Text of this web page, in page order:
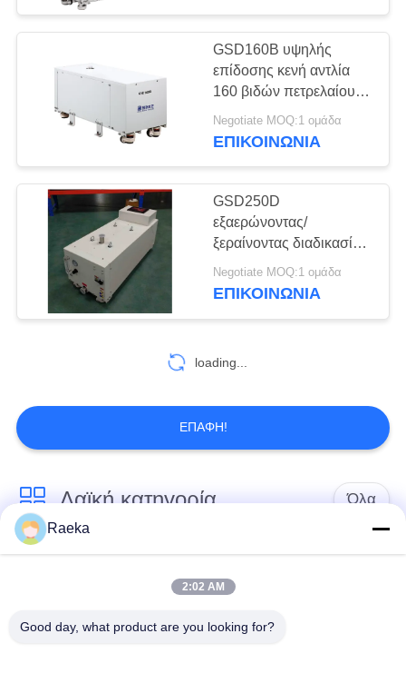
GSD160B υψηλής
επίδοσης κενή αντλία
160 βιδών πετρελαίου
ελεύθερη ξηρά βάρος μ ³
/h 273KG
Negotiate MOQ:1 ομάδα
ΕΠΙΚΟΙΝΩΝΊΑ
GSD250D
εξαερώνοντας/
ξεραίνοντας διαδικασίας
Oilless κενή αντλία
ξηρών αντλιών βιδών
Negotiate MOQ:1 ομάδα
ΕΠΙΚΟΙΝΩΝΊΑ
loading...
ΕΠΑΦΉ!
Λαϊκή κατηγορία Όλα
περιστροφική vane
Κενή αντλία
κυλίνδρων
Ξηρά κενή αντλία
Raeka
2:02 AM
Good day, what product are you looking for?